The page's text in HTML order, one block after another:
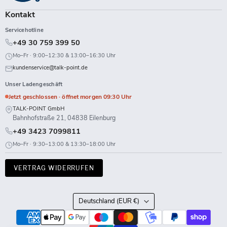
Kontakt
Servicehotline
+49 30 759 399 50
Mo–Fr · 9:00–12:30 & 13:00–16:30 Uhr
kundenservice@talk-point.de
Unser Ladengeschäft
Jetzt geschlossen · öffnet morgen 09:30 Uhr
TALK-POINT GmbH
Bahnhofstraße 21, 04838 Eilenburg
+49 3423 7099811
Mo–Fr · 9:30–13:00 & 13:30–18:00 Uhr
VERTRAG WIDERRUFEN
Land
Deutschland (EUR €)